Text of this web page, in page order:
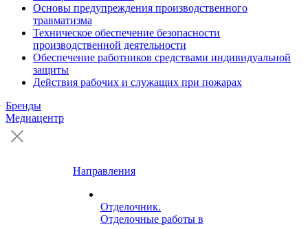
Основы предупреждения производственного
травматизма
Техническое обеспечение безопасности
производственной деятельности
Обеспечение работников средствами индивидуальной
защиты
Действия рабочих и служащих при пожарах
Бренды
Медиацентр
Направления
Отделочник.
Отделочные работы в